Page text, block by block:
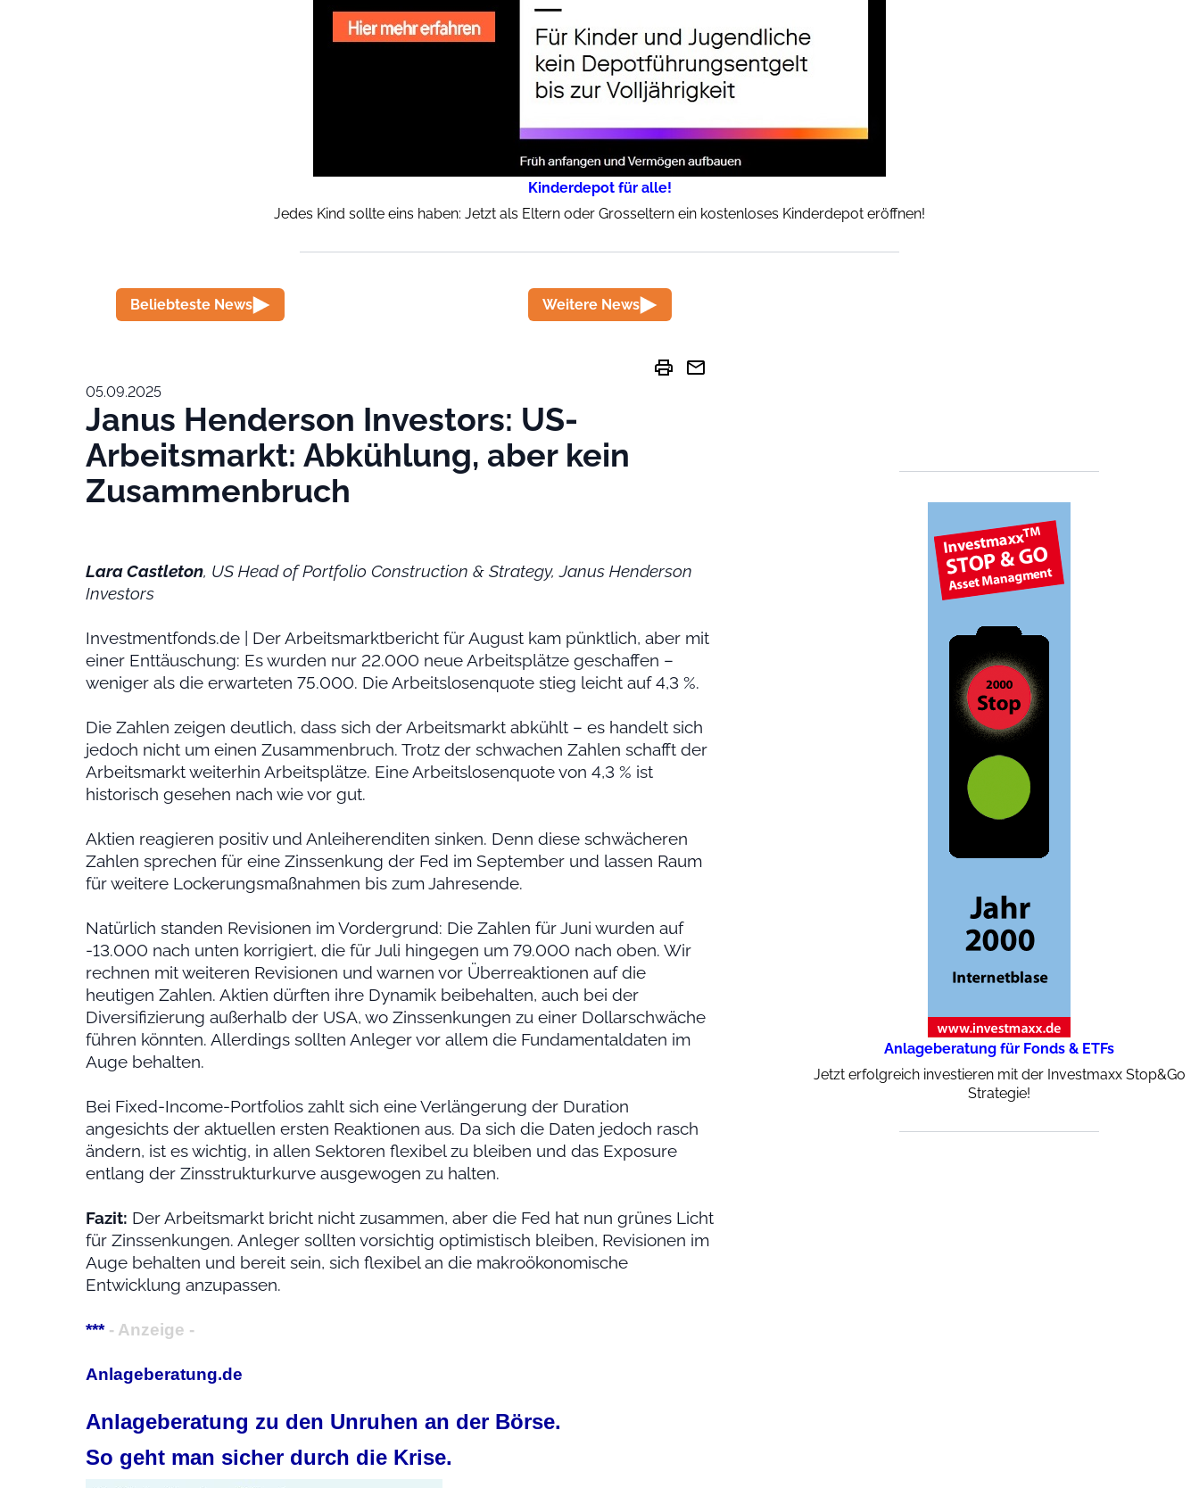
Kinderdepot für alle!
Jedes Kind sollte eins haben: Jetzt als Eltern oder Grosseltern ein kostenloses Kinderdepot eröffnen!
Beliebteste News Weitere News
print mail
05.09.2025
Janus Henderson Investors: US-
Arbeitsmarkt: Abkühlung, aber kein
Zusammenbruch
Lara Castleton, US Head of Portfolio Construction & Strategy, Janus Henderson
Investors
Investmentfonds.de | Der Arbeitsmarktbericht für August kam pünktlich, aber mit
einer Enttäuschung: Es wurden nur 22.000 neue Arbeitsplätze geschaffen –
weniger als die erwarteten 75.000. Die Arbeitslosenquote stieg leicht auf 4,3 %.
Die Zahlen zeigen deutlich, dass sich der Arbeitsmarkt abkühlt – es handelt sich
jedoch nicht um einen Zusammenbruch. Trotz der schwachen Zahlen schafft der
Arbeitsmarkt weiterhin Arbeitsplätze. Eine Arbeitslosenquote von 4,3 % ist
historisch gesehen nach wie vor gut.
Aktien reagieren positiv und Anleiherenditen sinken. Denn diese schwächeren
Zahlen sprechen für eine Zinssenkung der Fed im September und lassen Raum
für weitere Lockerungsmaßnahmen bis zum Jahresende.
Natürlich standen Revisionen im Vordergrund: Die Zahlen für Juni wurden auf
-13.000 nach unten korrigiert, die für Juli hingegen um 79.000 nach oben. Wir
rechnen mit weiteren Revisionen und warnen vor Überreaktionen auf die
heutigen Zahlen. Aktien dürften ihre Dynamik beibehalten, auch bei der
Diversifizierung außerhalb der USA, wo Zinssenkungen zu einer Dollarschwäche
führen könnten. Allerdings sollten Anleger vor allem die Fundamentaldaten im
Auge behalten.
Bei Fixed-Income-Portfolios zahlt sich eine Verlängerung der Duration
angesichts der aktuellen ersten Reaktionen aus. Da sich die Daten jedoch rasch
ändern, ist es wichtig, in allen Sektoren flexibel zu bleiben und das Exposure
entlang der Zinsstrukturkurve ausgewogen zu halten.
Fazit: Der Arbeitsmarkt bricht nicht zusammen, aber die Fed hat nun grünes Licht
für Zinssenkungen. Anleger sollten vorsichtig optimistisch bleiben, Revisionen im
Auge behalten und bereit sein, sich flexibel an die makroökonomische
Entwicklung anzupassen.
*** - Anzeige -
Anlageberatung.de
Anlageberatung zu den Unruhen an der Börse.
So geht man sicher durch die Krise.
Anlageberatung für Fonds & ETFs
Jetzt erfolgreich investieren mit der Investmaxx Stop&Go
Strategie!